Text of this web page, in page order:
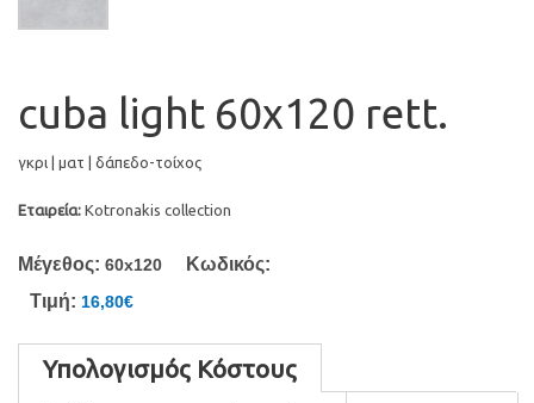
cuba light 60x120 rett.
γκρι | ματ | δάπεδο-τοίχος
Εταιρεία: Kotronakis collection
Μέγεθος: 60x120
Κωδικός:
Τιμή: 16,80€
Υπολογισμός Κόστους